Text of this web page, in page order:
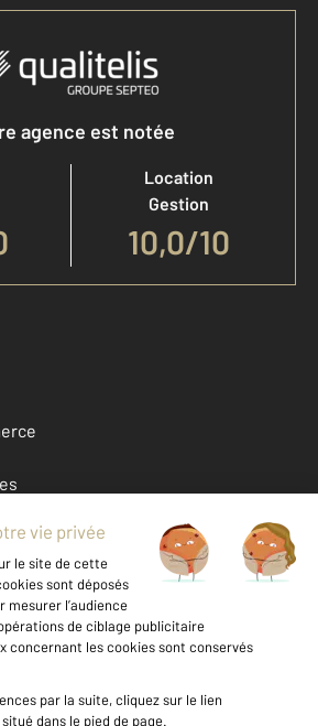
agence est notée
Location
Gestion
10,0/10